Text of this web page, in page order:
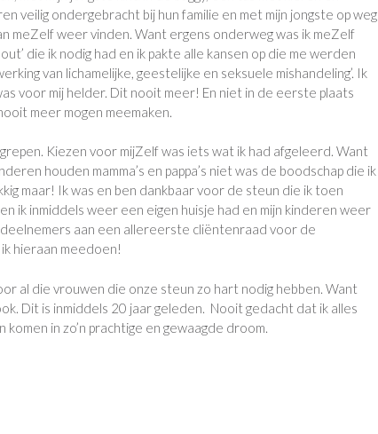
veilig ondergebracht bij hun familie en met mijn jongste op weg
meZelf weer vinden. Want ergens onderweg was ik meZelf
die ik nodig had en ik pakte alle kansen op die me werden
van lichamelijke, geestelijke en seksuele mishandeling’. Ik
voor mij helder. Dit nooit meer! En niet in de eerste plaats
meer mogen meemaken.
Kiezen voor mijZelf was iets wat ik had afgeleerd. Want
houden mamma’s en pappa’s niet was de boodschap die ik
maar! Ik was en ben dankbaar voor de steun die ik toen
ik inmiddels weer een eigen huisje had en mijn kinderen weer
aan een allereerste cliëntenraad voor de
hieraan meedoen!
al die vrouwen die onze steun zo hart nodig hebben. Want
Dit is inmiddels 20 jaar geleden. Nooit gedacht dat ik alles
in zo’n prachtige en gewaagde droom.